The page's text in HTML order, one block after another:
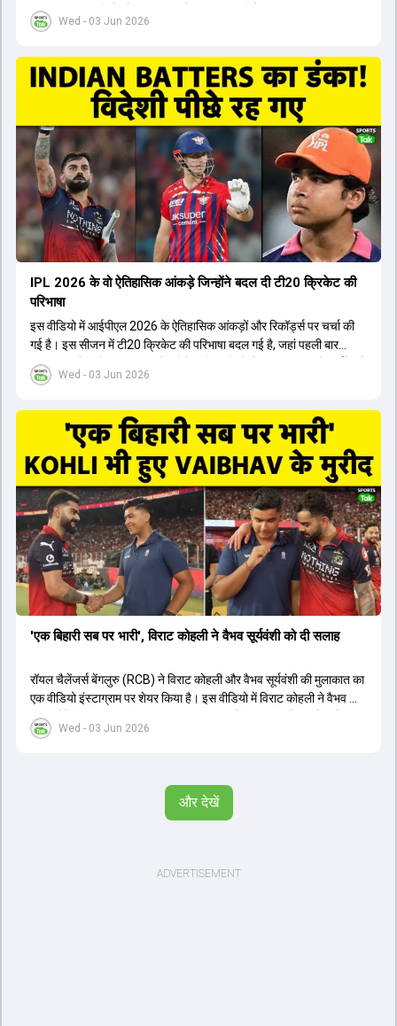
Wed - 03 Jun 2026
अपनी पुरानी गलतियों को स्वीकार करते हुए एक नया रिसेट बटन दबाया। टीम
मैनेजमेंट में Mo Bobat, Andy Flower, Dinesh Karthik और एनालिस्ट
के तहत Bhuvneshwar Kumar, Krunal Pandya और Rasikh Salam
जैसे भारतीय खिलाड़ियों को टीम में शामिल किया गया, जिन्होंने शानदार प्रदर्शन
किया। इसके अलावा, Virat Kohli की भूमिका में भी बदलाव देखा गया, जहां वह
अब टीम के युवा खिलाड़ियों के साथ ज्यादा जुड़े हुए नजर आते हैं। कप्तान Rajat
Patidar के नेतृत्व में टीम का कम्युनिकेशन बहुत स्पष्ट रहा है। एनालिस्ट से लेकर
मैनेजमेंट तक, सभी एक ही पेज पर रहते हैं, जिससे मैदान पर कोई कंफ्यूजन नहीं
होता। यही कारण है कि RCB ने लगातार सफलता हासिल की है।
Wed - 03 Jun 2026
IPL 2026 के वो ऐतिहासिक आंकड़े जिन्होंने बदल दी टी20 क्रिकेट की
परिभाषा
इस वीडियो में आईपीएल 2026 के ऐतिहासिक आंकड़ों और रिकॉर्ड्स पर चर्चा की
गई है। इस सीजन में टी20 क्रिकेट की परिभाषा बदल गई है, जहां पहली बार
भारतीय बल्लेबाजों का स्ट्राइक रेट विदेशी खिलाड़ियों से ज्यादा रहा। पूरे टूर्नामेंट में
1426 छक्के लगे और 65 बार टीमों ने 200 से ज्यादा का स्कोर बनाया, जो एक
स्ट्राइक रेट के साथ मोस्ट वैल्युएबल प्लेयर का खिताब जीता। इसके अलावा पंजाब
और बेंगलुरु के प्रदर्शन के साथ-साथ लक्ष्य का पीछा करने वाली टीमों की सफलता
के आंकड़ों का भी विश्लेषण किया गया है।
Wed - 03 Jun 2026
'एक बिहारी सब पर भारी', विराट कोहली ने वैभव सूर्यवंशी को दी सलाह
रॉयल चैलेंजर्स बेंगलुरु (RCB) ने विराट कोहली और वैभव सूर्यवंशी की मुलाकात का
एक वीडियो इंस्टाग्राम पर शेयर किया है। इस वीडियो में विराट कोहली ने वैभव को
सलाह देते हुए कहा, 'एक बिहारी सब पर भारी। बस गेम खत्म।' कोहली ने उन्हें खुद
पर विश्वास रखने और नकारात्मक बातों पर ध्यान न देने की सलाह दी। आईपीएल
सीरीज खेलेंगे। वहीं, विराट कोहली लंदन रवाना हो गए हैं और अगली वनडे सीरीज में
और देखें